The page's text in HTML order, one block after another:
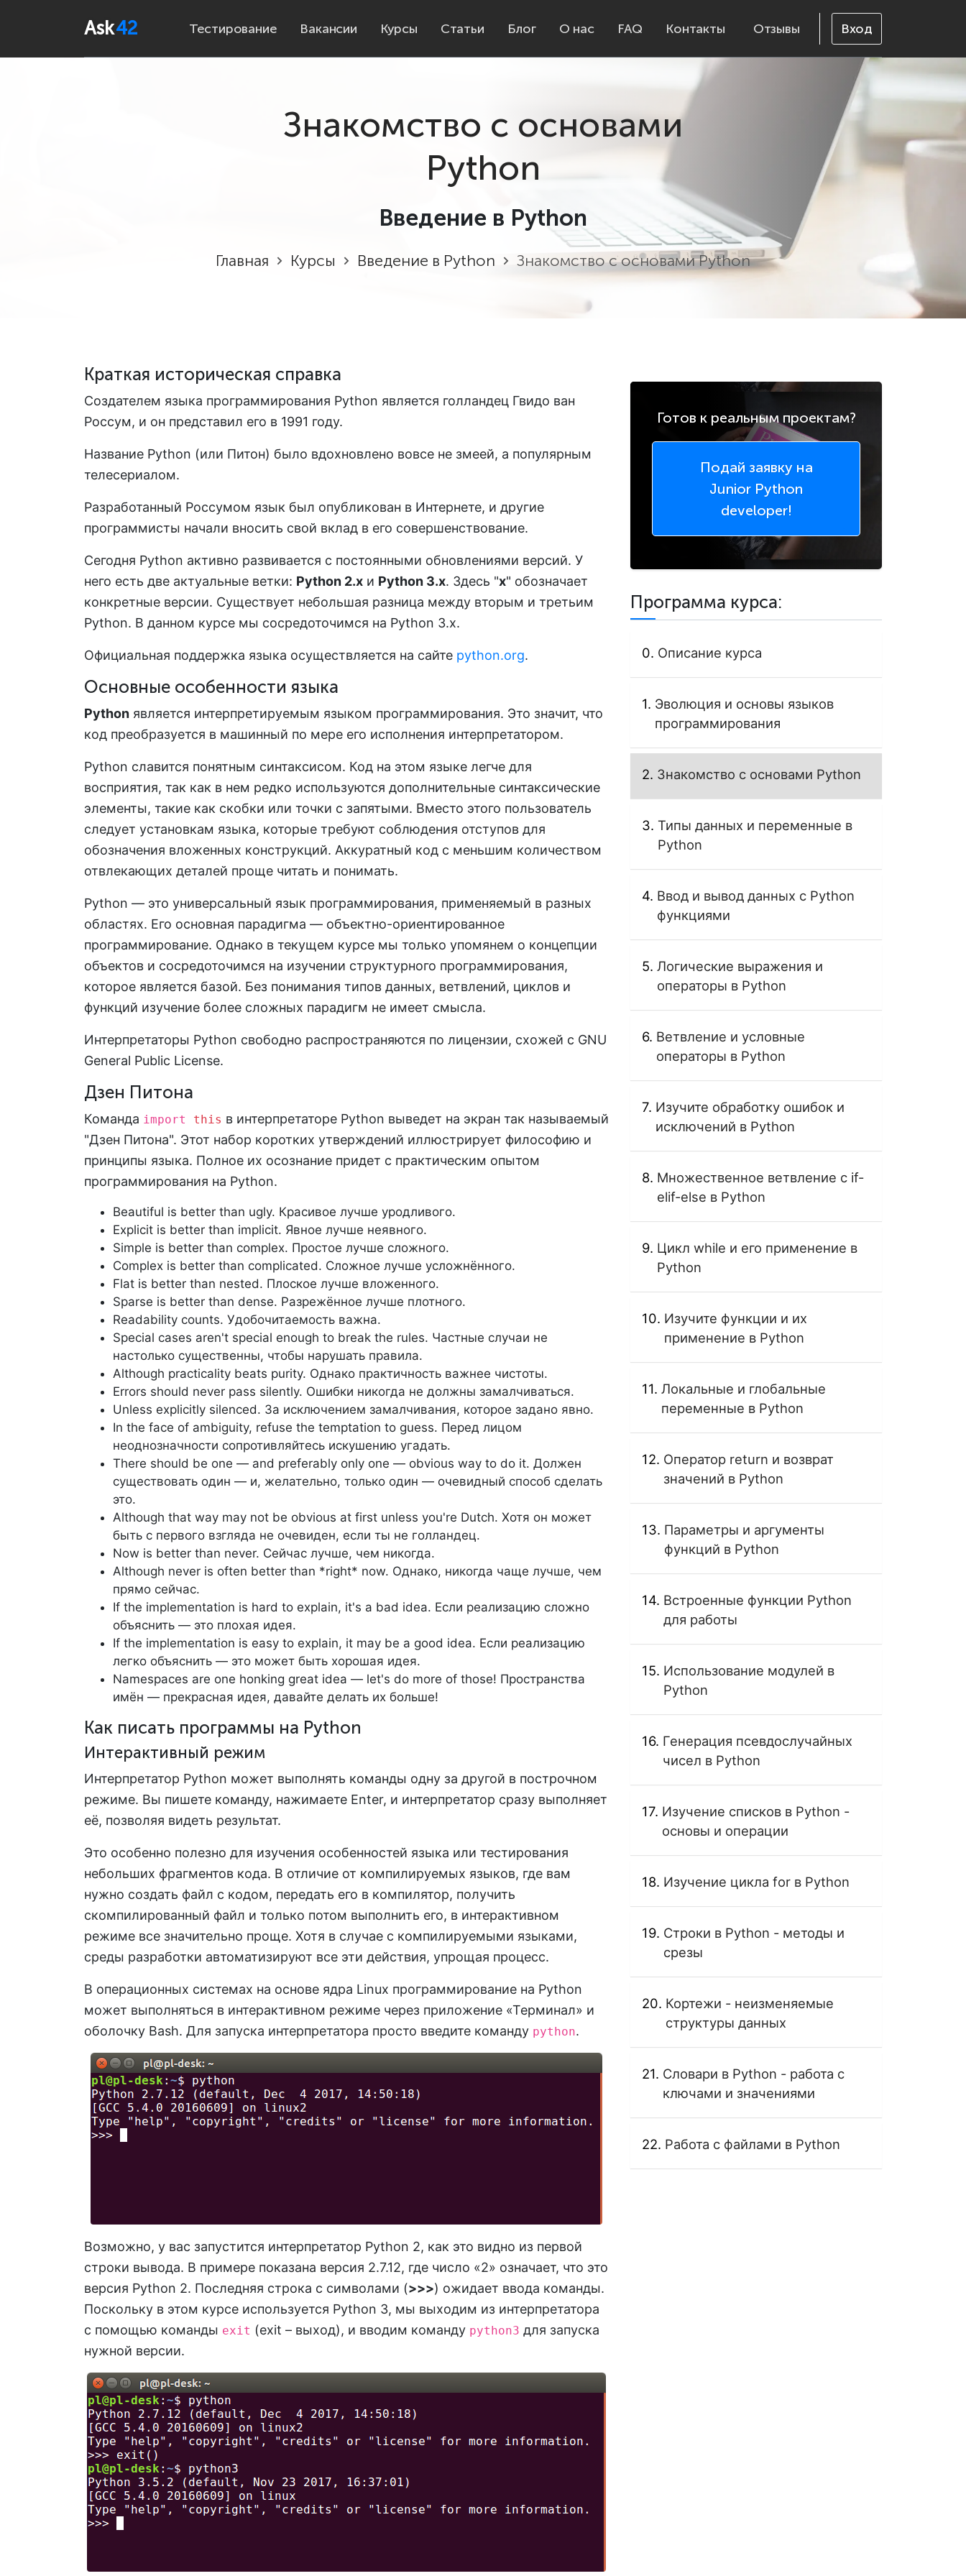
Ask42 Тестирование Вакансии Курсы Статьи Блог О нас FAQ Контакты Отзывы Вход
Знакомство с основами
Python
Введение в Python
Главная Курсы Введение в Python Знакомство с основами Python
Краткая историческая справка
Создателем языка программирования Python является голландец Гвидо ван
Россум, и он представил его в 1991 году.
Название Python (или Питон) было вдохновлено вовсе не змеей, а популярным
телесериалом.
Разработанный Россумом язык был опубликован в Интернете, и другие
программисты начали вносить свой вклад в его совершенствование.
Сегодня Python активно развивается с постоянными обновлениями версий. У
него есть две актуальные ветки: Python 2.x и Python 3.x. Здесь "x" обозначает
конкретные версии. Существует небольшая разница между вторым и третьим
Python. В данном курсе мы сосредоточимся на Python 3.x.
Официальная поддержка языка осуществляется на сайте python.org.
Основные особенности языка
Python является интерпретируемым языком программирования. Это значит, что
код преобразуется в машинный по мере его исполнения интерпретатором.
Python славится понятным синтаксисом. Код на этом языке легче для
восприятия, так как в нем редко используются дополнительные синтаксические
элементы, такие как скобки или точки с запятыми. Вместо этого пользователь
следует установкам языка, которые требуют соблюдения отступов для
обозначения вложенных конструкций. Аккуратный код с меньшим количеством
отвлекающих деталей проще читать и понимать.
Python — это универсальный язык программирования, применяемый в разных
областях. Его основная парадигма — объектно-ориентированное
программирование. Однако в текущем курсе мы только упомянем о концепции
объектов и сосредоточимся на изучении структурного программирования,
которое является базой. Без понимания типов данных, ветвлений, циклов и
функций изучение более сложных парадигм не имеет смысла.
Интерпретаторы Python свободно распространяются по лицензии, схожей с GNU
General Public License.
Дзен Питона
Команда import this в интерпретаторе Python выведет на экран так называемый
"Дзен Питона". Этот набор коротких утверждений иллюстрирует философию и
принципы языка. Полное их осознание придет с практическим опытом
программирования на Python.
Beautiful is better than ugly. Красивое лучше уродливого.
Explicit is better than implicit. Явное лучше неявного.
Simple is better than complex. Простое лучше сложного.
Complex is better than complicated. Сложное лучше усложнённого.
Flat is better than nested. Плоское лучше вложенного.
Sparse is better than dense. Разрежённое лучше плотного.
Readability counts. Удобочитаемость важна.
Special cases aren't special enough to break the rules. Частные случаи не
настолько существенны, чтобы нарушать правила.
Although practicality beats purity. Однако практичность важнее чистоты.
Errors should never pass silently. Ошибки никогда не должны замалчиваться.
Unless explicitly silenced. За исключением замалчивания, которое задано явно.
In the face of ambiguity, refuse the temptation to guess. Перед лицом
неоднозначности сопротивляйтесь искушению угадать.
There should be one — and preferably only one — obvious way to do it. Должен
существовать один — и, желательно, только один — очевидный способ сделать
это.
Although that way may not be obvious at first unless you're Dutch. Хотя он может
быть с первого взгляда не очевиден, если ты не голландец.
Now is better than never. Сейчас лучше, чем никогда.
Although never is often better than *right* now. Однако, никогда чаще лучше, чем
прямо сейчас.
If the implementation is hard to explain, it's a bad idea. Если реализацию сложно
объяснить — это плохая идея.
If the implementation is easy to explain, it may be a good idea. Если реализацию
легко объяснить — это может быть хорошая идея.
Namespaces are one honking great idea — let's do more of those! Пространства
имён — прекрасная идея, давайте делать их больше!
Как писать программы на Python
Интерактивный режим
Интерпретатор Python может выполнять команды одну за другой в построчном
режиме. Вы пишете команду, нажимаете Enter, и интерпретатор сразу выполняет
её, позволяя видеть результат.
Это особенно полезно для изучения особенностей языка или тестирования
небольших фрагментов кода. В отличие от компилируемых языков, где вам
нужно создать файл с кодом, передать его в компилятор, получить
скомпилированный файл и только потом выполнить его, в интерактивном
режиме все значительно проще. Хотя в случае с компилируемыми языками,
среды разработки автоматизируют все эти действия, упрощая процесс.
В операционных системах на основе ядра Linux программирование на Python
может выполняться в интерактивном режиме через приложение «Терминал» и
оболочку Bash. Для запуска интерпретатора просто введите команду python.
Возможно, у вас запустится интерпретатор Python 2, как это видно из первой
строки вывода. В примере показана версия 2.7.12, где число «2» означает, что это
версия Python 2. Последняя строка с символами (>>>) ожидает ввода команды.
Поскольку в этом курсе используется Python 3, мы выходим из интерпретатора
с помощью команды exit (exit – выход), и вводим команду python3 для запуска
нужной версии.
Готов к реальным проектам?
Подай заявку на
Junior Python
developer!
Программа курса:
Описание курса
Эволюция и основы языков
программирования
Знакомство с основами Python
Типы данных и переменные в
Python
Ввод и вывод данных с Python
функциями
Логические выражения и
операторы в Python
Ветвление и условные
операторы в Python
Изучите обработку ошибок и
исключений в Python
Множественное ветвление с if-
elif-else в Python
Цикл while и его применение в
Python
Изучите функции и их
применение в Python
Локальные и глобальные
переменные в Python
Оператор return и возврат
значений в Python
Параметры и аргументы
функций в Python
Встроенные функции Python
для работы
Использование модулей в
Python
Генерация псевдослучайных
чисел в Python
Изучение списков в Python -
основы и операции
Изучение цикла for в Python
Строки в Python - методы и
срезы
Кортежи - неизменяемые
структуры данных
Словари в Python - работа с
ключами и значениями
Работа с файлами в Python